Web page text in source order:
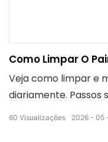
Como Limpar O
Veja como limpar e
diariamente. Passos
completamente. Os
2026 05
60 Visualizações